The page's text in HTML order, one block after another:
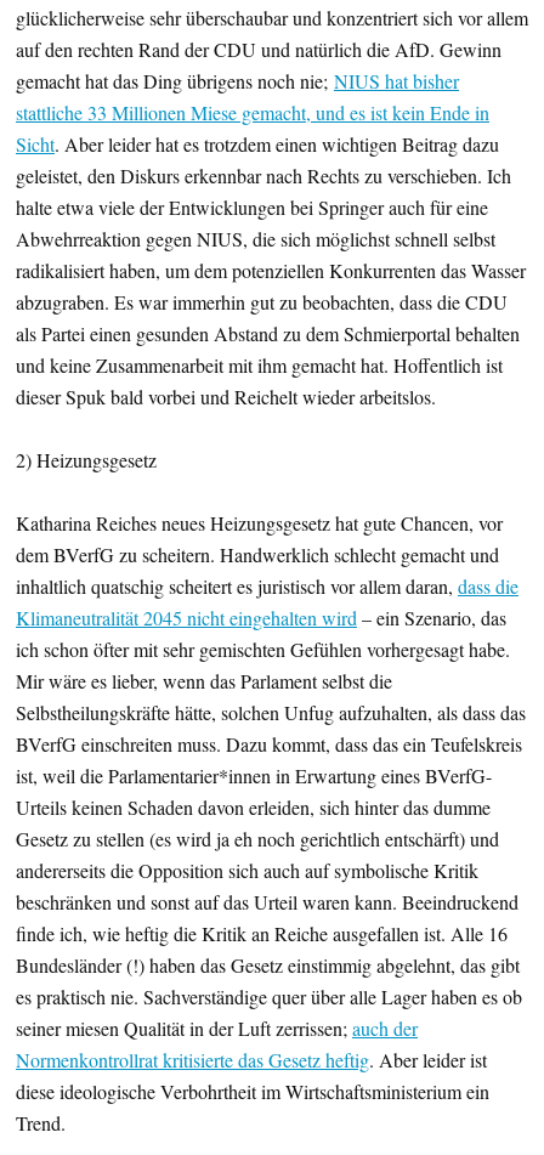
glücklicherweise sehr überschaubar und konzentriert sich vor allem
auf den rechten Rand der CDU und natürlich die AfD. Gewinn
gemacht hat das Ding übrigens noch nie; NIUS hat bisher
stattliche 33 Millionen Miese gemacht, und es ist kein Ende in
Sicht. Aber leider hat es trotzdem einen wichtigen Beitrag dazu
geleistet, den Diskurs erkennbar nach Rechts zu verschieben. Ich
halte etwa viele der Entwicklungen bei Springer auch für eine
Abwehrreaktion gegen NIUS, die sich möglichst schnell selbst
radikalisiert haben, um dem potenziellen Konkurrenten das Wasser
abzugraben. Es war immerhin gut zu beobachten, dass die CDU
als Partei einen gesunden Abstand zu dem Schmierportal behalten
und keine Zusammenarbeit mit ihm gemacht hat. Hoffentlich ist
dieser Spuk bald vorbei und Reichelt wieder arbeitslos.
2) Heizungsgesetz
Katharina Reiches neues Heizungsgesetz hat gute Chancen, vor
dem BVerfG zu scheitern. Handwerklich schlecht gemacht und
inhaltlich quatschig scheitert es juristisch vor allem daran, dass die
Klimaneutralität 2045 nicht eingehalten wird – ein Szenario, das
ich schon öfter mit sehr gemischten Gefühlen vorhergesagt habe.
Mir wäre es lieber, wenn das Parlament selbst die
Selbstheilungskräfte hätte, solchen Unfug aufzuhalten, als dass das
BVerfG einschreiten muss. Dazu kommt, dass das ein Teufelskreis
ist, weil die Parlamentarier*innen in Erwartung eines BVerfG-
Urteils keinen Schaden davon erleiden, sich hinter das dumme
Gesetz zu stellen (es wird ja eh noch gerichtlich entschärft) und
andererseits die Opposition sich auch auf symbolische Kritik
beschränken und sonst auf das Urteil waren kann. Beeindruckend
finde ich, wie heftig die Kritik an Reiche ausgefallen ist. Alle 16
Bundesländer (!) haben das Gesetz einstimmig abgelehnt, das gibt
es praktisch nie. Sachverständige quer über alle Lager haben es ob
seiner miesen Qualität in der Luft zerrissen; auch der
Normenkontrollrat kritisierte das Gesetz heftig. Aber leider ist
diese ideologische Verbohrtheit im Wirtschaftsministerium ein
Trend.